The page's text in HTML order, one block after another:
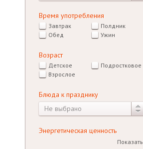
Время употребления
Завтрак
Полдник
Обед
Ужин
Возраст
Детское
Подростковое
Взрослое
Блюда к празднику
Не выбрано
Энергетическая ценность
Показать